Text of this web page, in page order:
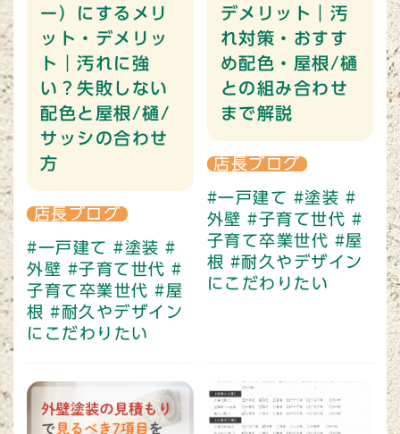
ー）にするメリ
ット・デメリッ
ト｜汚れに強
い？失敗しない
配色と屋根/樋/
サッシの合わせ
方
店長ブログ
#一戸建て #塗装 #
外壁 #子育て世代 #
子育て卒業世代 #屋
根 #耐久やデザイン
にこだわりたい
デメリット｜汚
れ対策・おすす
め配色・屋根/樋
との組み合わせ
まで解説
店長ブログ
#一戸建て #塗装 #
外壁 #子育て世代 #
子育て卒業世代 #屋
根 #耐久やデザイン
にこだわりたい